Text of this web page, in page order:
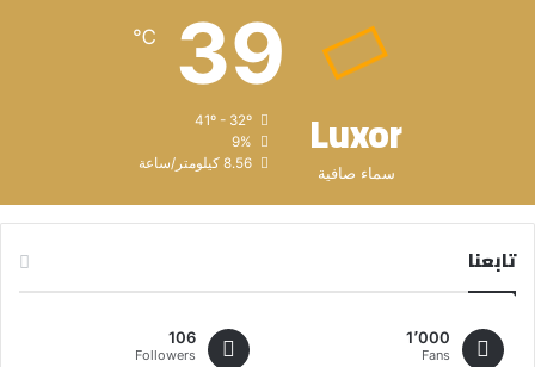
Luxor
سماء صافية
39
℃
9%
8.56 كيلومتر/ساعة
تابعنا
1٬000
Fans
106
Followers